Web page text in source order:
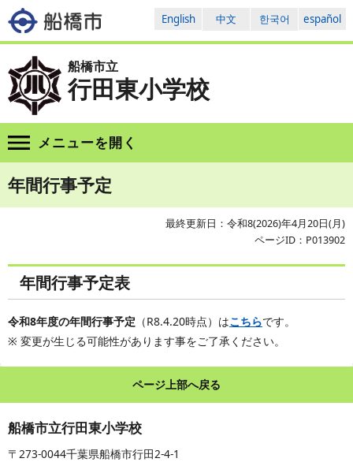
English 中文 한국어 español
船橋市立
行田東小学校
メニューを開く
年間行事予定
最終更新日：令和8(2026)年4月20日(月)
ページID：P013902
年間行事予定表
令和8年度の年間行事予定 （R8.4.20時点）はこちらです。
※ 変更が生じる可能性があります事をご了承ください。
ページ上部へ戻る
船橋市立行田東小学校
〒273-0044千葉県船橋市行田2-4-1